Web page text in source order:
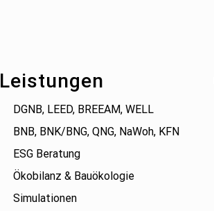
Leistungen
DGNB, LEED, BREEAM, WELL
BNB, BNK/BNG, QNG, NaWoh, KFN
ESG Beratung
Ökobilanz & Bauökologie
Simulationen